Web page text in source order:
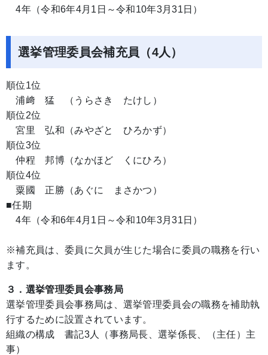
4年（令和6年4月1日～令和10年3月31日）
選挙管理委員会補充員（4人）
順位1位
浦﨑 猛 （うらさき たけし）
順位2位
宮里 弘和（みやざと ひろかず）
順位3位
仲程 邦博（なかほど くにひろ）
順位4位
粟國 正勝（あぐに まさかつ）
■任期
4年（令和6年4月1日～令和10年3月31日）
※補充員は、委員に欠員が生じた場合に委員の職務を行い
ます。
３．選挙管理委員会事務局
選挙管理委員会事務局は、選挙管理委員会の職務を補助執
行するために設置されています。
組織の構成 書記3人（事務局長、選挙係長、（主任）主
事）